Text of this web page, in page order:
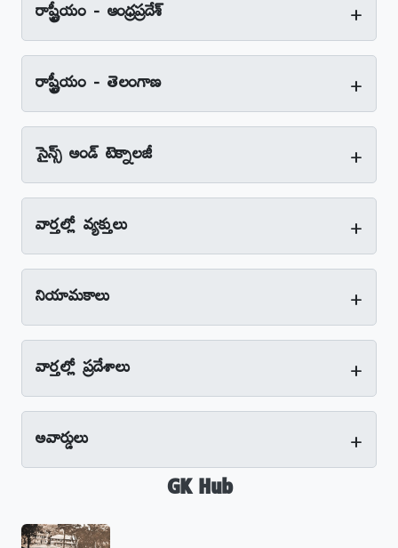
రాష్ట్రీయం - ఆంధ్రప్రదేశ్‌ +
రాష్ట్రీయం - తెలంగాణ +
సైన్స్‌ అండ్‌ టెక్నాలజీ +
వార్తల్లో వ్యక్తులు +
నియామకాలు +
వార్తల్లో ప్రదేశాలు +
అవార్డులు +
GK Hub